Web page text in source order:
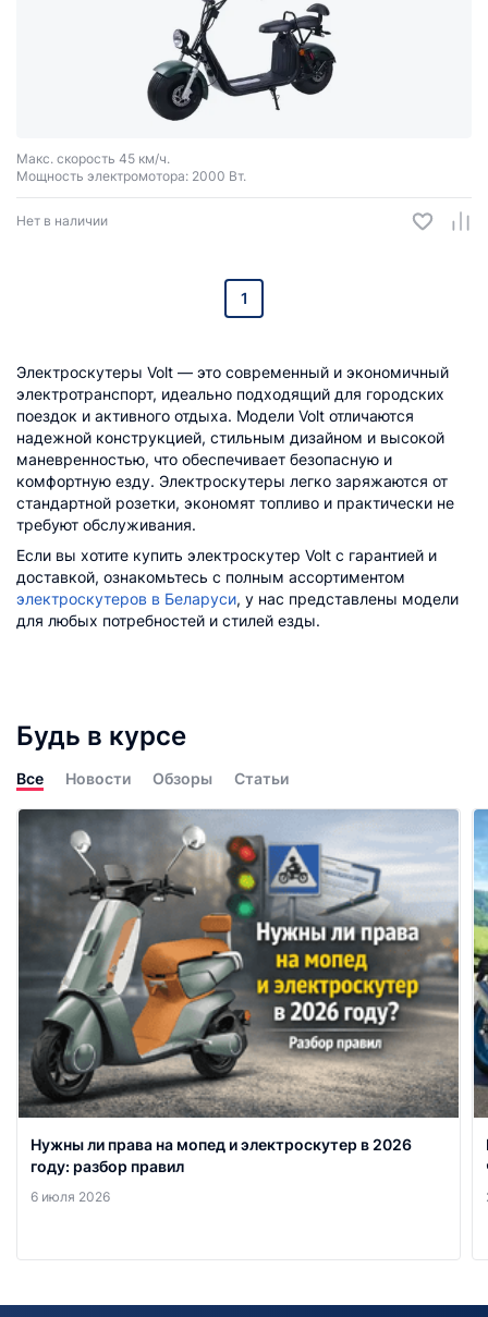
Макс. скорость 45 км/ч.
Мощность электромотора: 2000 Вт.
Нет в наличии
1
Электроскутеры Volt — это современный и экономичный
электротранспорт, идеально подходящий для городских
поездок и активного отдыха. Модели Volt отличаются
надежной конструкцией, стильным дизайном и высокой
маневренностью, что обеспечивает безопасную и
комфортную езду. Электроскутеры легко заряжаются от
стандартной розетки, экономят топливо и практически не
требуют обслуживания.
Если вы хотите купить электроскутер Volt с гарантией и
доставкой, ознакомьтесь с полным ассортиментом
электроскутеров в Беларуси, у нас представлены модели
для любых потребностей и стилей езды.
Будь в курсе
Все Новости Обзоры Статьи
Нужны ли права на мопед и электроскутер в 2026
году: разбор правил
6 июля 2026